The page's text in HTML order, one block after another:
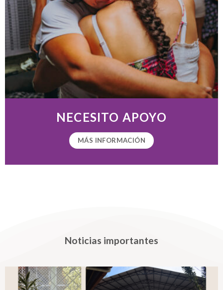
NECESITO APOYO
MÁS INFORMACIÓN
Noticias importantes